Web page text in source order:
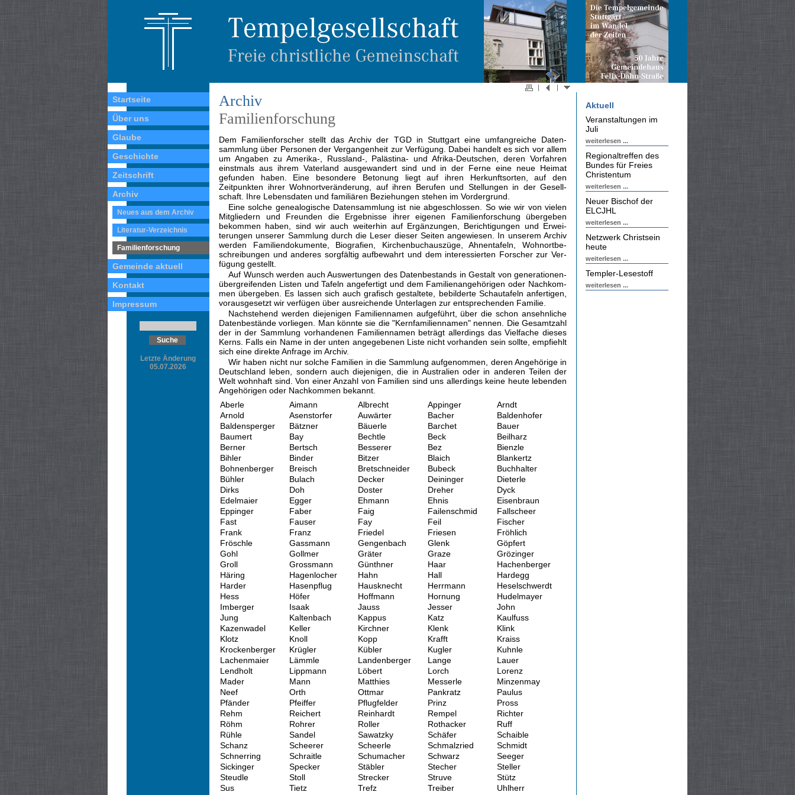
Startseite
Über uns
Glaube
Geschichte
Zeitschrift
Archiv
Neues aus dem Archiv
Literatur-Verzeichnis
Familienforschung
Gemeinde aktuell
Kontakt
Impressum
Letzte Änderung
05.07.2026
Archiv
Familienforschung
Dem Familienforscher stellt das Archiv der TGD in Stuttgart eine umfangreiche Daten­
sammlung über Personen der Vergangenheit zur Verfügung. Dabei handelt es sich vor allem
um Angaben zu Amerika-, Russland-, Palästina- und Afrika-Deutschen, deren Vorfahren
einstmals aus ihrem Vaterland ausgewandert sind und in der Ferne eine neue Heimat
gefunden haben. Eine besondere Betonung liegt auf ihren Herkunftsorten, auf den
Zeitpunkten ihrer Wohnortveränderung, auf ihren Berufen und Stellungen in der Gesell­
schaft. Ihre Lebensdaten und familiären Beziehungen stehen im Vordergrund.
Eine solche genealogische Datensammlung ist nie abgeschlossen. So wie wir von vielen
Mitgliedern und Freunden die Ergebnisse ihrer eigenen Familienforschung übergeben
bekommen haben, sind wir auch weiterhin auf Ergänzungen, Berichtigungen und Erwei­
terungen unserer Sammlung durch die Leser dieser Seiten angewiesen. In unserem Archiv
werden Familiendokumente, Biografien, Kirchenbuchauszüge, Ahnentafeln, Wohnortbe­
schreibungen und anderes sorgfältig aufbewahrt und dem interessierten Forscher zur Ver­
fügung gestellt.
Auf Wunsch werden auch Auswertungen des Datenbestands in Gestalt von generationen­
übergreifenden Listen und Tafeln angefertigt und dem Familienangehörigen oder Nachkom­
men übergeben. Es lassen sich auch grafisch gestaltete, bebilderte Schautafeln anfertigen,
vorausgesetzt wir verfügen über ausreichende Unterlagen zur entsprechenden Familie.
Nachstehend werden diejenigen Familiennamen aufgeführt, über die schon ansehnliche
Datenbestände vorliegen. Man könnte sie die "Kernfamiliennamen" nennen. Die Gesamtzahl
der in der Sammlung vorhandenen Familiennamen beträgt allerdings das Vielfache dieses
Kerns. Falls ein Name in der unten angegebenen Liste nicht vorhanden sein sollte, empfiehlt
sich eine direkte Anfrage im Archiv.
Wir haben nicht nur solche Familien in die Sammlung aufgenommen, deren Angehörige in
Deutschland leben, sondern auch diejenigen, die in Australien oder in anderen Teilen der
Welt wohnhaft sind. Von einer Anzahl von Familien sind uns allerdings keine heute lebenden
Angehörigen oder Nachkommen bekannt.
Aberle
Aimann Albrecht Appinger
Arndt
Arnold
Asenstorfer Auwärter Bacher
Baldenhofer
Baldensperger
Bätzner Bäuerle Barchet
Bauer
Baumert
Bay Bechtle Beck
Beilharz
Berner
Bertsch Besserer Bez
Bienzle
Bihler
Binder Bitzer Blaich
Blankertz
Bohnenberger
Breisch Bretschneider Bubeck
Buchhalter
Bühler
Bulach Decker Deininger
Dieterle
Dirks
Doh Doster Dreher
Dyck
Edelmaier
Egger Ehmann Ehnis
Eisenbraun
Eppinger
Faber Faig Failenschmid
Fallscheer
Fast
Fauser Fay Feil
Fischer
Frank
Franz Friedel Friesen
Fröhlich
Fröschle
Gassmann Gengenbach Glenk
Göpfert
Gohl
Gollmer Gräter Graze
Grözinger
Groll
Grossmann Günthner Haar
Hachenberger
Häring
Hagenlocher Hahn Hall
Hardegg
Harder
Hasenpflug Hausknecht Herrmann
Heselschwerdt
Hess
Höfer Hoffmann Hornung
Hudelmayer
Imberger
Isaak Jauss Jesser
John
Jung
Kaltenbach Kappus Katz
Kaulfuss
Kazenwadel
Keller Kirchner Klenk
Klink
Klotz
Knoll Kopp Krafft
Kraiss
Krockenberger
Krügler Kübler Kugler
Kuhnle
Lachenmaier
Lämmle Landenberger Lange
Lauer
Lendholt
Lippmann Löbert Lorch
Lorenz
Mader
Mann Matthies Messerle
Minzenmay
Neef
Orth Ottmar Pankratz
Paulus
Pfänder
Pfeiffer Pflugfelder Prinz
Pross
Rehm
Reichert Reinhardt Rempel
Richter
Röhm
Rohrer Roller Rothacker
Ruff
Rühle
Sandel Sawatzky Schäfer
Schaible
Schanz
Scheerer Scheerle Schmalzried
Schmidt
Schnerring
Schraitle Schumacher Schwarz
Seeger
Sickinger
Specker Stäbler Stecher
Steller
Steudle
Stoll Strecker Struve
Stütz
Sus
Tietz Trefz Treiber
Uhlherr
Aktuell
Veranstaltungen im
Juli
weiterlesen ...
Regionaltreffen des
Bundes für Freies
Christentum
weiterlesen ...
Neuer Bischof der
ELCJHL
weiterlesen ...
Netzwerk Christsein
heute
weiterlesen ...
Templer-Lesestoff
weiterlesen ...